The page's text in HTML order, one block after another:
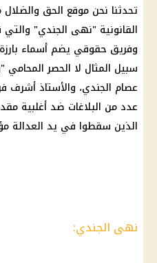
تحدثنا نحن موقع الحق
القانونية "نهى الجندي"
وفريق حقوقي يضم أسماء
سبيل المثال لا الحصر المحامي
عصام الجندي، والأستاذ أشرف
عدد من البلاغات ضد أغلبية
الذين سقطوا في يد العدالة
نهى الجندي: